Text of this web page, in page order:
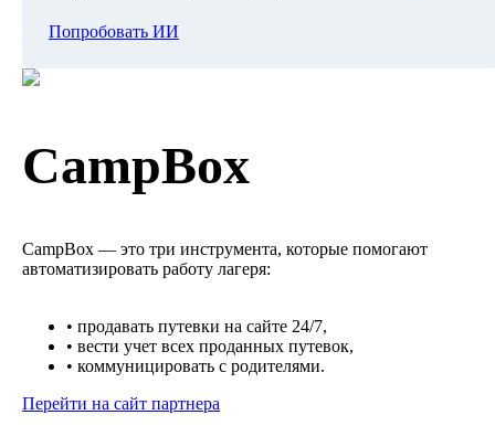
Попробовать ИИ
CampBox
CampBox — это три инструмента, которые помогают
автоматизировать работу лагеря:
• продавать путевки на сайте 24/7,
• вести учет всех проданных путевок,
• коммуницировать с родителями.
Перейти на сайт партнера